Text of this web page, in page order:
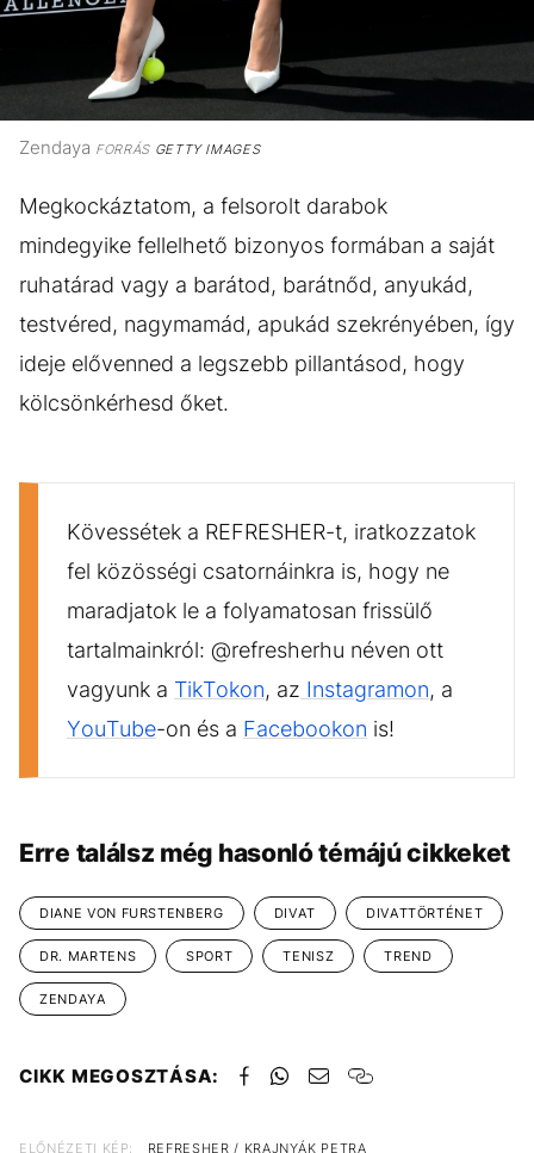
Zendaya FORRÁSGETTY IMAGES
Megkockáztatom, a felsorolt darabok
mindegyike fellelhető bizonyos formában a saját
ruhatárad vagy a barátod, barátnőd, anyukád,
testvéred, nagymamád, apukád szekrényében, így
ideje elővenned a legszebb pillantásod, hogy
kölcsönkérhesd őket.
Kövessétek a REFRESHER-t, iratkozzatok
fel közösségi csatornáinkra is, hogy ne
maradjatok le a folyamatosan frissülő
tartalmainkról: @refresherhu néven ott
vagyunk a TikTokon, az Instagramon, a
YouTube-on és a Facebookon is!
Erre találsz még hasonló témájú cikkeket
DIANE VON FURSTENBERG DIVAT DIVATTÖRTÉNET
DR. MARTENS SPORT TENISZ TREND
ZENDAYA
CIKK MEGOSZTÁSA:
ELŐNÉZETI KÉP: REFRESHER / KRAJNYÁK PETRA